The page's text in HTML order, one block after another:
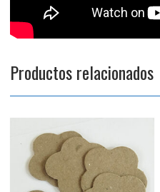
Productos relacionados